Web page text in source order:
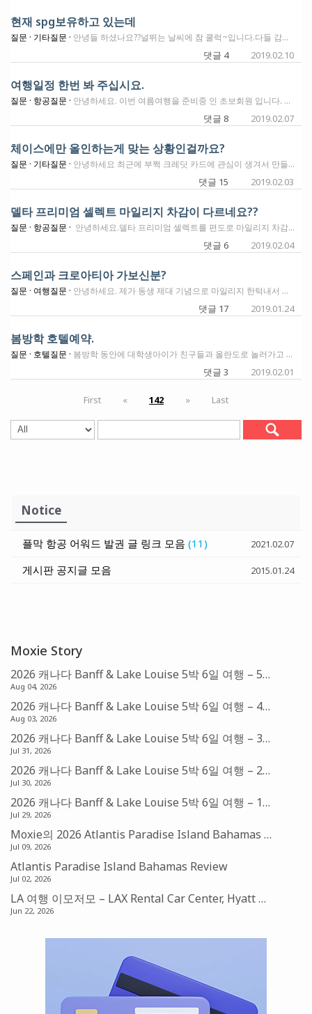
현재 spg보유하고 있는데
질문 · 기타질문 · 안녕들 하셨나요??널뛰는 날씨에 참 쿨럭~입니다.다들 감기조심 하시길. 다름아니고 현재 SPG 비지니스를 가지고 있는데요.이거 계속 깊해야 하나요??에뉴얼피도 오른다는 소리가 있고..이걸 가지고 있어야 하나 다운그레이드 해야 하나 고민입니다.다른 추천카드 있으시면 추천부탁 드립니다.다른 비지니스 카드는 잉크 프리퍼드 가지고 있어요.
댓글 4 2019.02.10
여행일정 한번 봐 주십시요.
질문 · 항공질문 · 안녕하세요. 이번 여름여행을 준비중 인 초보회원 입니다. 그동안 모은 마일리지로 BUSINESS 발권을 하려하는데 쉽지않네요. 1. 6/27 LAX/TYO 7/3 TYO/BKK 7/9 BKK/LAX. ANA 로 예약을 시도 하였지만 전부 Waitlist 입니다. 가능성이 어떨까요? 2. 아니면 같은 일정에 Tokyo 대신 서울도 생각 하고 있습니다. 참고로 MR 10만. UR 22만 대한항공 18만 델타 8만 us 만 spg 20만 정도 있습니다. 혹시 좋은 생각 있으신 선배님들의 의견을 기다리겠습니다. 항상 감사드립니다.
댓글 8 2019.02.07
체이스에만 올인하는게 맞는 상황인걸까요?
질문 · 기타질문 · 안녕하세요 최근에 부쩍 크레딧 카드에 관심이 생겨서 만들기도 하고 공부하고 있는 중입니다. 현재 체이스 사파이어 프리퍼드와 월드오브하얏 2개를 가지고 있는 상태인데요. (2/24) 이제 막 하얏도 스펜딩을 끝낸 참이라 다음 카드를 고민중입니다만 체이스에서 다음 카드로 마음에 드는게 썩 없는 상태입니다. (학생 비자라 비지니스 카드는 힘든 상황이에요.) 그동안 검색해와서 봐왔던 내용은 5/24 룰 때문에 처음 5개는 체이스로 채우는게 좋다는 얘기를 많이 듣긴 했습니다만 무작정 괜찮은 사인업을 기다리며 하얏이나 사파이어 프리퍼드로만 모든 스펜딩를 하는게 과연 효율적인가에 대한 고민이 들더라고요. 그렇다고 프리덤이나 프리덤 언리미티드를 굳이 만드는것도 현명한 방법이 아닌 듯 하고요. 요즘 아멕스 골드가 부쩍 눈에 띄어서 더 그런가봐요. 비행기타고 호텔에서 자는건 일년에 두세번정도 여행이 전부라 $100 에어라인 크레딧을 잘 활용할지는 모르겠지만 (그때그때 비행기 표 싼 항공사를 이용하는 편이라) 매달 주는 $10 식당 크레딧만으로도 벌써 $120 값어치는 하는데다 그로서리 4배와 식당 4배가 참 좋아보이더군요. 전자제품 워런티 연장과 가끔씩 아마존에서 하는 디스카운트도 좋아보이고요. 물론 아멕스 골드 하나 더 만들어봤자 3/24라 여유가 더 있을 것 같긴 하지만 아멕스 골드 스펜딩을 다 채운 후에 똑같은 고민을 또 하고 있을것 같아서요. 과연 2/24 상태인 제가 지금 취해야 할 전략은 무엇이 좋을지에 대한 많은 고수분들의 조언 부탁드리겠습니다. 5/24를 의식하여 무작정 좋은 사인업을 기다리는게 맞는걸까요 아니면 그때그때 괜찮은 카드들을 만들어 차곡차곡 쌓아가는게 좋을까요? 당장 1~2년 내에 어디를 가야곘다는 계획은 없는 상태입니다. 긴 글 읽어주셔서 감사하고 모두 즐겁고 건강하게 마일 모읍시다!
댓글 15 2019.02.03
델타 프리미엄 셀렉트 마일리지 차감이 다르네요??
질문 · 항공질문 · 안녕하세요.델타 프리미엄 셀렉트를 편도로 마일리지 차감을 할려고 알아봤는데요.같은 프리미엄 셀렉트르도 마일리지 차감이 다른데 왜 그런건가요?
댓글 6 2019.02.04
스페인과 크로아티아 가보신분?
질문 · 여행질문 · 안녕하세요. 제가 동생 제대 기념으로 마일리지 한턱내서 아빠랑 같이 유럽 여행을 보내주려고 하는데 다른덴 가봐서 대충 도시마다 몇일정도면 되겟다~ 하는 감이 있는데 스페인/포르투갈쪽이랑 크로아티아는 안가봐서 모르겠네요. 참고로 제 가족들은 약간 여행사 여행하듯이 빨리빨리 돌아다니는 경향이 있구요.. 그래도 저는 아빠가 같이 가니까 너무 타이트하면 힘들거라고 생각이 드는데요, 인터넷마다 의견이 분분한데 바르셀로나는 최소 5일이상 있어야한다부터 3일이면 된다.. 여러가진데 몇일있어야 적당히 바르셀로나 보고왓다~ 할 수 있나요? 그밖에 그라나다, 론다, 세비야, 마드리드와 리스본, 포르투 정도 생각하고 있는데 총 15박이면 다 둘러볼 수 있을까요? 크로아티아 렌트카 여행을 추천하려고 하는데 (워낙 자연 경관이 예쁜곳이 많은 것 같아서요) 3박이면 넘 짧은가요? 차로 이동해서 파바박 돌아다닐 수 있을거같은데 또 땅덩이가 길쭉하고 넓은듯해서 잘 모르겠네요.. 아 혹시 네덜란드 암스테르담은 보통 몇박 하나요? 거기도 안가봐서리... 답변 부탁드립니다! 아 참, 여행 시기는 4-5월 이에요!
댓글 17 2019.01.24
봄방학 호텔예약.
질문 · 호텔질문 · 봄방학 동안에 대학생아이가 친구들과 올란도로 놀러가고 싶다는데요.애들 넷이 몽땅 20살..체크인이 21살부터 아닌가요??호텡예약은 제가 해주마 했는데 대부분의 괜찮은 호텔들이 21세부터 체크인 가능한걸로 알고있는데.아닌가요?--ㅋ.인포좀 주시면 감사하겠습니다.
댓글 3 2019.02.01
First « 142 » Last
Notice
플막 항공 어워드 발권 글 링크 모음 (11) 2021.02.07
게시판 공지글 모음 2015.01.24
Moxie Story
2026 캐나다 Banff & Lake Louise 5박 6일 여행 – 5편: Fairmont Chateau Lake Louise (아멕스 FHR)
Aug 04, 2026
2026 캐나다 Banff & Lake Louise 5박 6일 여행 – 4편: Banff의 아침 & Sunshine Village Gondola
Aug 03, 2026
2026 캐나다 Banff & Lake Louise 5박 6일 여행 – 3편: Banff & Bow Falls
Jul 31, 2026
2026 캐나다 Banff & Lake Louise 5박 6일 여행 – 2편: Canmore & Mistaya Canyon Trail Head
Jul 30, 2026
2026 캐나다 Banff & Lake Louise 5박 6일 여행 – 1편: 발권 및 예약
Jul 29, 2026
Moxie의 2026 Atlantis Paradise Island Bahamas 맛집기행 – Amber, Fish by Jose Andres, Nobu Restaurant
Jul 09, 2026
Atlantis Paradise Island Bahamas Review
Jul 02, 2026
LA 여행 이모저모 – LAX Rental Car Center, Hyatt Place Suite, Laguna Beach, 그리고 LA Dodgers
Jun 22, 2026